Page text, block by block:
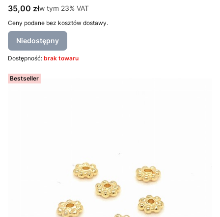
Cena brutto
35,00 złw tym %s VAT
w tym 23% VAT
Ceny podane bez kosztów dostawy.
Niedostępny
Dostępność: brak towaru
Bestseller